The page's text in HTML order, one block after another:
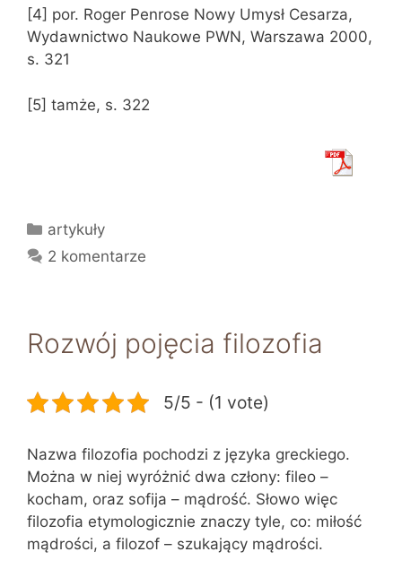
[4] por. Roger Penrose Nowy Umysł Cesarza,
Wydawnictwo Naukowe PWN, Warszawa 2000,
s. 321
[5] tamże, s. 322
Kategorie
artykuły
2 komentarze
Rozwój pojęcia filozofia
5/5 - (1 vote)
Nazwa filozofia pochodzi z języka greckiego.
Można w niej wyróżnić dwa człony: fileo –
kocham, oraz sofija – mądrość. Słowo więc
filozofia etymologicznie znaczy tyle, co: miłość
mądrości, a filozof – szukający mądrości.